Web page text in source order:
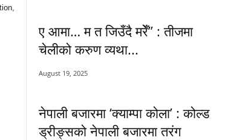
ए आमा… म त जिउँदै मरेँ” : तीजमा
चेलीको करुण व्यथा...
August 19, 2025
नेपाली बजारमा ‘क्याम्पा कोला’ : कोल्ड
ड्रीङ्सको नेपाली बजारमा तरंग